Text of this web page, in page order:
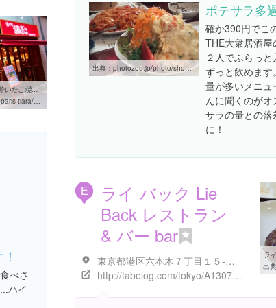
出典： photozou.jp/photo/show/2008173/158031789
ポテサラ多
確か390円でこ
THE大衆居酒屋
２人でふらっ
ずっと飲めます。
量が多いメニュ
んに聞くのが
サラの量との落
に！
カジュアルスタンドdeほろ酔いたこ焼き♥築地銀だこハイボール酒場 ...
べさ
ハイ
E
ライ バック Lie
Back レストラン
& バー bar
東京都港区六本木７丁目１５-２５ セブンスビル 2F
http://tabelog.com/tokyo/A1307/A130701/13110044/
出